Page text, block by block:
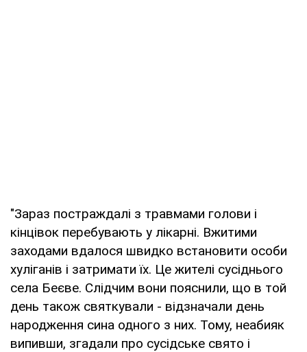
"Зараз постраждалі з травмами голови і
кінцівок перебувають у лікарні. Вжитими
заходами вдалося швидко встановити особи
хуліганів і затримати їх. Це жителі сусіднього
села Беєве. Слідчим вони пояснили, що в той
день також святкували - відзначали день
народження сина одного з них. Тому, неабияк
випивши, згадали про сусідське свято і